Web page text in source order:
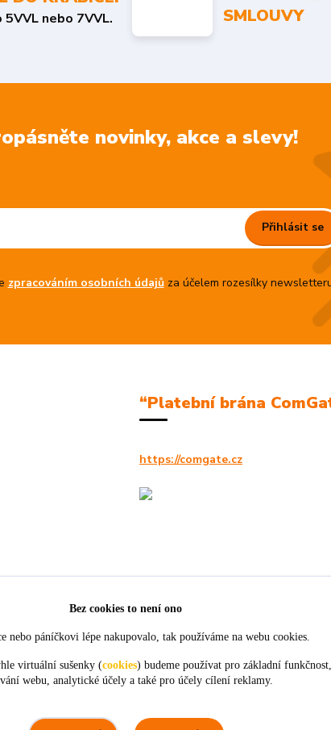
nebo 7VVL.
SMLOUVY
novinky, akce a slevy!
Přihlásit se
zpracováním osobních údajůza účelem rozesílky
“Platební brána
https://comgate.cz
Bez cookies to není ono
nebo páníčkovi lépe nakupovalo, tak používáme na webu cookies.
virtuální sušenky (cookies) budeme používat pro základní
webu, analytické účely a také pro účely cílení reklamy.
Perfektní komunikace a ochota. ceny